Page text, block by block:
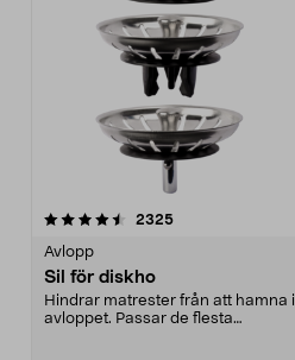
2325recensioner
Avlopp
Sil för diskho
Hindrar matrester från att hamna i
avloppet. Passar de flesta
4.0 av 5 stjärnor